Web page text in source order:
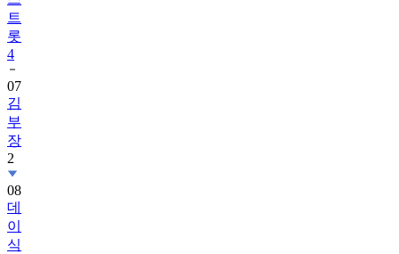
트
롯
4
07
김
부
장
2
08
데
이
식